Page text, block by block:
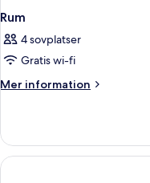
Rum
4 sovplatser
Gratis wi-fi
Mer information
Mer